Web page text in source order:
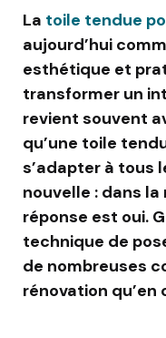
La toile tendue
aujourd’hui
esthétique et
transformer un
revient souvent
qu’une toile
s’adapter à tous
nouvelle : dans
réponse est oui.
technique de
de nombreuses
rénovation